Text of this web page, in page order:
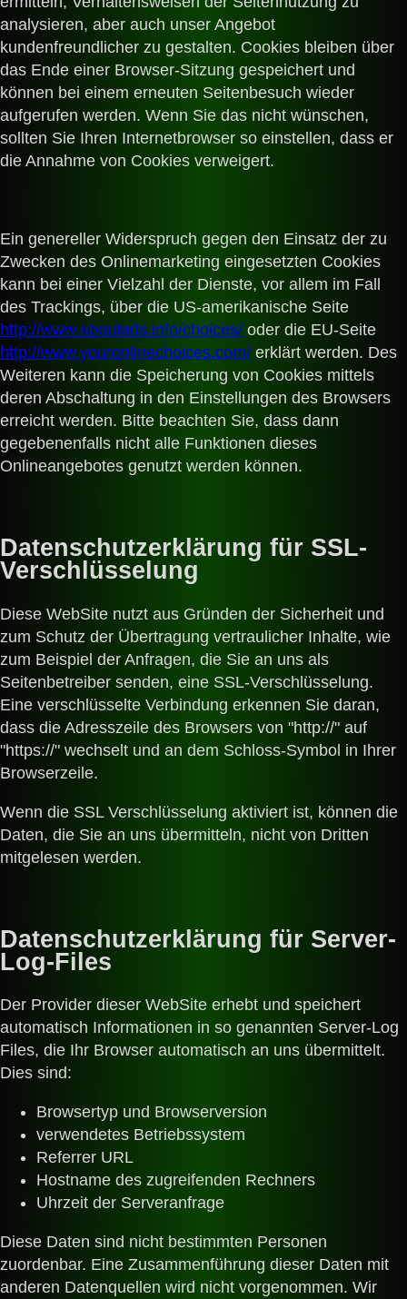
analysieren, aber auch unser Angebot
kundenfreundlicher zu gestalten. Cookies bleiben über
das Ende einer Browser-Sitzung gespeichert und
können bei einem erneuten Seitenbesuch wieder
aufgerufen werden. Wenn Sie das nicht wünschen,
sollten Sie Ihren Internetbrowser so einstellen, dass er
die Annahme von Cookies verweigert.
Ein genereller Widerspruch gegen den Einsatz der zu
Zwecken des Onlinemarketing eingesetzten Cookies
kann bei einer Vielzahl der Dienste, vor allem im Fall
des Trackings, über die US-amerikanische Seite
http://www.aboutads.info/choices/ oder die EU-Seite
http://www.youronlinechoices.com/ erklärt werden. Des
Weiteren kann die Speicherung von Cookies mittels
deren Abschaltung in den Einstellungen des Browsers
erreicht werden. Bitte beachten Sie, dass dann
gegebenenfalls nicht alle Funktionen dieses
Onlineangebotes genutzt werden können.
Datenschutzerklärung für SSL-
Verschlüsselung
Diese WebSite nutzt aus Gründen der Sicherheit und
zum Schutz der Übertragung vertraulicher Inhalte, wie
zum Beispiel der Anfragen, die Sie an uns als
Seitenbetreiber senden, eine SSL-Verschlüsselung.
Eine verschlüsselte Verbindung erkennen Sie daran,
dass die Adresszeile des Browsers von "http://" auf
"https://" wechselt und an dem Schloss-Symbol in Ihrer
Browserzeile.
Wenn die SSL Verschlüsselung aktiviert ist, können die
Daten, die Sie an uns übermitteln, nicht von Dritten
mitgelesen werden.
Datenschutzerklärung für Server-
Log-Files
Der Provider dieser WebSite erhebt und speichert
automatisch Informationen in so genannten Server-Log
Files, die Ihr Browser automatisch an uns übermittelt.
Dies sind:
Browsertyp und Browserversion
verwendetes Betriebssystem
Referrer URL
Hostname des zugreifenden Rechners
Uhrzeit der Serveranfrage
Diese Daten sind nicht bestimmten Personen
zuordenbar. Eine Zusammenführung dieser Daten mit
anderen Datenquellen wird nicht vorgenommen. Wir